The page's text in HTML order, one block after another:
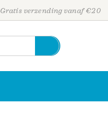
Gratis verzending vanaf €20
Personen